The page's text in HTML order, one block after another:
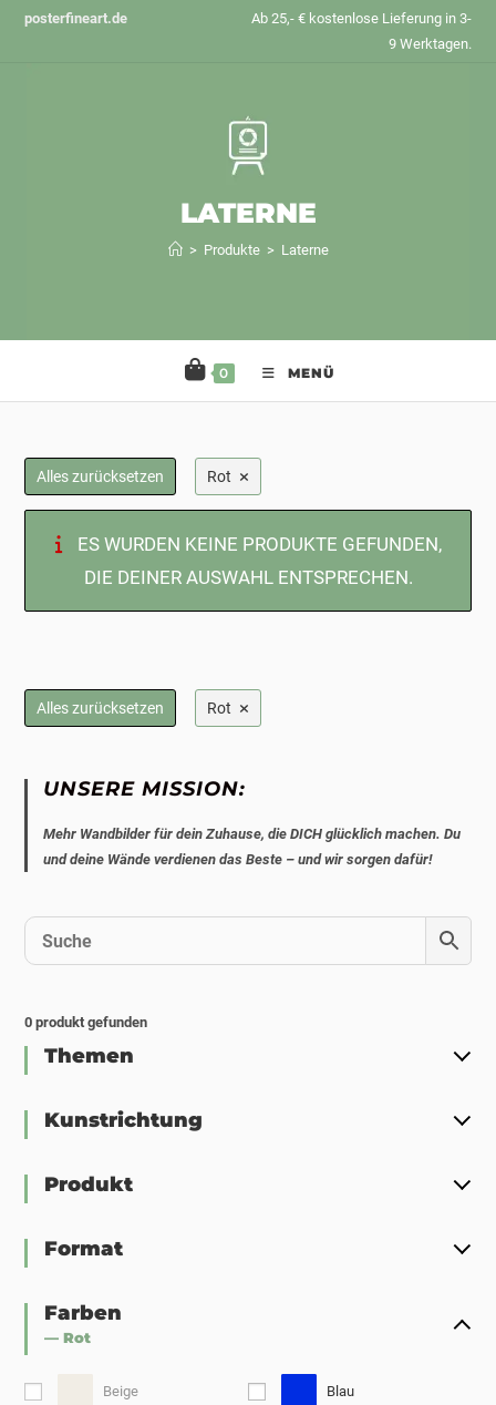
Zumposterfineart.de
Ab 25,- € kostenlose Lieferung in 3-
9 Werktagen.
LATERNE
> Produkte > Laterne
0 MENÜ
Alles zurücksetzen Rot ×
ES WURDEN KEINE PRODUKTE GEFUNDEN,
DIE DEINER AUSWAHL ENTSPRECHEN.
Alles zurücksetzen Rot ×
UNSERE MISSION:
Mehr Wandbilder für dein Zuhause, die DICH glücklich machen. Du
und deine Wände verdienen das Beste – und wir sorgen dafür!
0 produkt gefunden
Themen
Kunstrichtung
Produkt
Format
Farben
— Rot
Beige Blau